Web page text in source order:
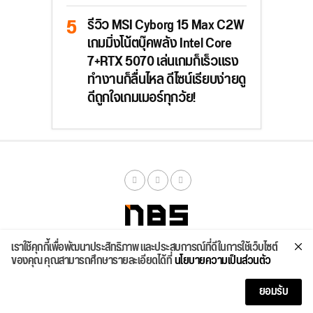
รีวิว MSI Cyborg 15 Max C2W
เกมมิ่งโน้ตบุ๊คพลัง Intel Core
7+RTX 5070 เล่นเกมก็เร็วแรง
ทำงานก็ลื่นไหล ดีไซน์เรียบง่ายดู
ดีถูกใจเกมเมอร์ทุกวัย!
จัดสเปค ค้นหา บทความ รีวิวล่าสุด บทความยอดนิยม ติดต่อเรา
เราใช้คุกกี้เพื่อพัฒนาประสิทธิภาพ และประสบการณ์ที่ดีในการใช้เว็บไซต์
ของคุณ คุณสามารถศึกษารายละเอียดได้ที่นโยบายความเป็นส่วนตัว
ยอมรับ